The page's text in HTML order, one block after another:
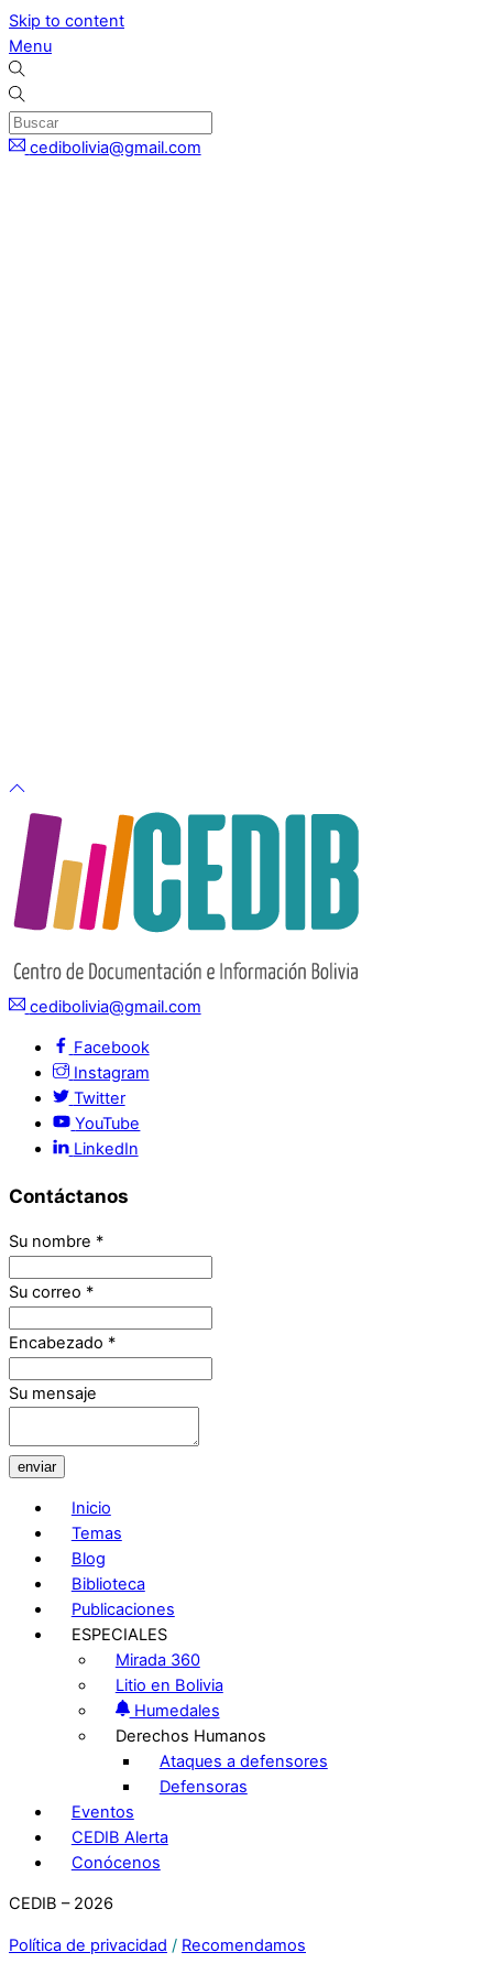
Skip to content
Menu
cedibolivia@gmail.com
cedibolivia@gmail.com
Facebook
Instagram
Twitter
YouTube
LinkedIn
Contáctanos
Su nombre *
Su correo *
Encabezado *
Su mensaje
enviar
Inicio
Temas
Blog
Biblioteca
Publicaciones
ESPECIALES
Mirada 360
Litio en Bolivia
Humedales
Derechos Humanos
Ataques a defensores
Defensoras
Eventos
CEDIB Alerta
Conócenos
CEDIB – 2026
Política de privacidad / Recomendamos